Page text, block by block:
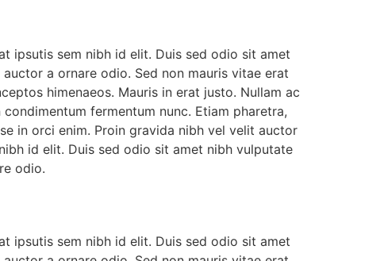
ipsutis sem nibh id elit. Duis sed odio sit amet
a ornare odio. Sed non mauris vitae erat
himenaeos. Mauris in erat justo. Nullam ac
fermentum nunc. Etiam pharetra,
in orci enim. Proin gravida nibh vel velit auctor
id elit. Duis sed odio sit amet nibh vulputate
odio.
ipsutis sem nibh id elit. Duis sed odio sit amet